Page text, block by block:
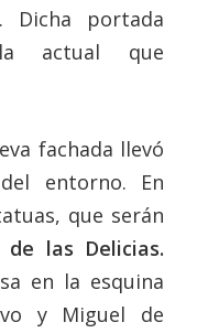
Dicha portada
actual que
fachada llevó
entorno. En
que serán
de las Delicias.
en la esquina
y Miguel de